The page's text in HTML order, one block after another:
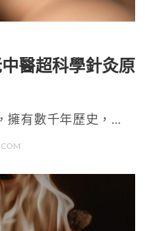
醫超科學針灸原
擁有數千年歷史，…